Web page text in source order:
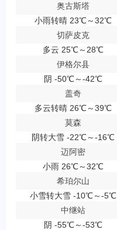
奥古斯塔
小雨转晴 23℃～32℃
切萨皮克
多云 25℃～28℃
伊格尔县
阴 -50℃～-42℃
盖奇
多云转晴 26℃～39℃
莫森
阴转大雪 -22℃～-16℃
迈阿密
小雨 26℃～32℃
希珀尔山
小雪转大雪 -10℃～-5℃
中继站
阴 -55℃～-53℃